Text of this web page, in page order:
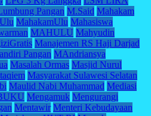
Pangan M.Said Mahakam
MahakamUlu Mahasiswa
MAHULU Mahyudin
Manajemen RS Haji Darjad
Pangan MAndriansya
Masalah Ormas Masjid Nurul
Masyarakat Sulawesi Selatan
Maulid Nabi Muhammad Mediasi
Mengamuk Mengurangi
Mentawir Menteri Kebudayaan